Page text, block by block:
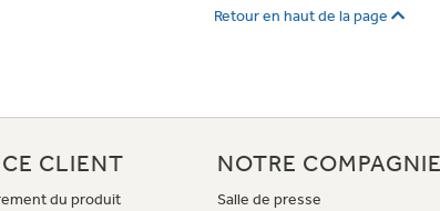
Retour en haut de la page
CLIENT
du produit
NOTRE COMPAGNIE
Salle de presse